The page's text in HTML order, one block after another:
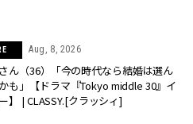
Aug, 8, 2026
ん（36）「今の時代なら結婚は選ん
も」【ドラマ『Tokyo middle 30』イ
】 | CLASSY.[クラッシィ]